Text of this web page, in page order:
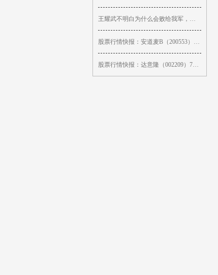
王耀武不明白为什么会败给我军，或许黄百韬的话就是答案
股票行情快报：安道麦B（200553）7月10日主力资金净卖出3.83万元
股票行情快报：达意隆（002209）7月10日主力资金净卖出76.55万元